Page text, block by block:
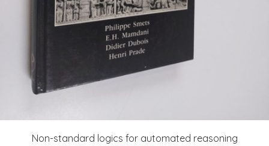
Non-standard logics for automated reasoning